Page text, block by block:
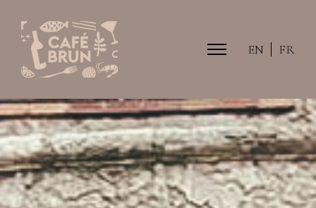
EN FR